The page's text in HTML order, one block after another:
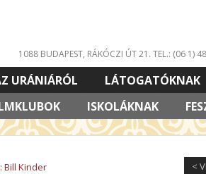
1088 BUDAPEST, RÁKÓCZI ÚT 21. TEL.: (06 1)
ISKOLÁKNAK
URÁNIÁRÓL LÁTOGATÓKNAK
<
Bill Kinder